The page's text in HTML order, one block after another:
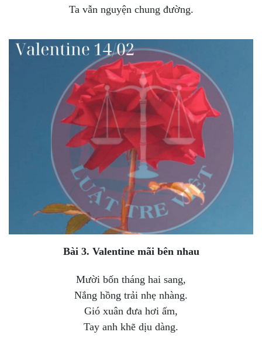
Ta vẫn nguyện chung đường.
Bài 3. Valentine mãi bên nhau
Mười bốn tháng hai sang,
Nắng hồng trải nhẹ nhàng.
Gió xuân đưa hơi ấm,
Tay anh khẽ dịu dàng.